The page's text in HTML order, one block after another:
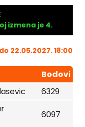
izmena je 4.
22.05.2027. 18:00
Bodovi
6329
6097